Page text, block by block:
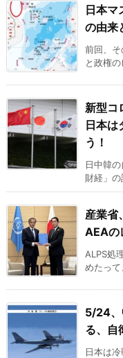
日本マ
の由来
前回、
と政権
新型コ
日本は
う！
日中韓
財経」
産業省
AEAの
ALPS処
めたっ
5/24、
る、自
日本は